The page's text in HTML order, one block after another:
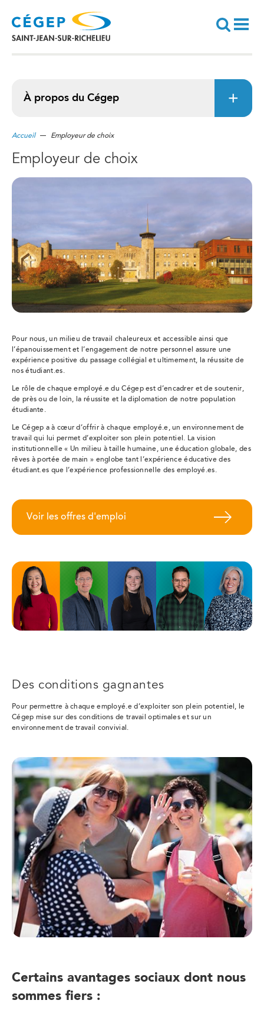
contenu
principal
Recherche
À propos du Cégep
Accueil Employeur de choix
Employeur de choix
Pour nous, un milieu de travail chaleureux et accessible ainsi que
l’épanouissement et l’engagement de notre personnel assure une
expérience positive du passage collégial et ultimement, la réussite de
nos étudiant.es.
Le rôle de chaque employé.e du Cégep est d’encadrer et de soutenir,
de près ou de loin, la réussite et la diplomation de notre population
étudiante.
Le Cégep a à cœur d’offrir à chaque employé.e, un environnement de
travail qui lui permet d’exploiter son plein potentiel. La vision
institutionnelle « Un milieu à taille humaine, une éducation globale, des
rêves à portée de main » englobe tant l’expérience éducative des
étudiant.es que l’expérience professionnelle des employé.es.
Voir les offres d'emploi
Des conditions gagnantes
Pour permettre à chaque employé.e d’exploiter son plein potentiel, le
Cégep mise sur des conditions de travail optimales et sur un
environnement de travail convivial.
Certains avantages sociaux dont nous
sommes fiers :